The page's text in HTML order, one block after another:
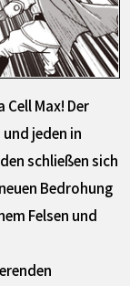
Max! Der
jeden in
schließen sich
Bedrohung
Felsen und